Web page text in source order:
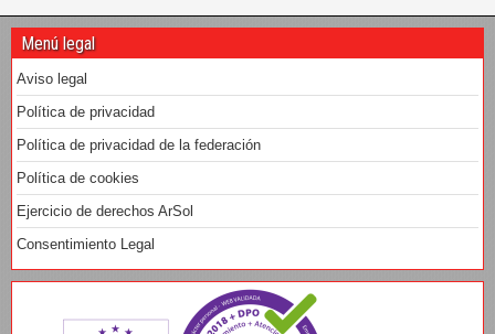
Menú legal
Aviso legal
Política de privacidad
Política de privacidad de la federación
Política de cookies
Ejercicio de derechos ArSol
Consentimiento Legal